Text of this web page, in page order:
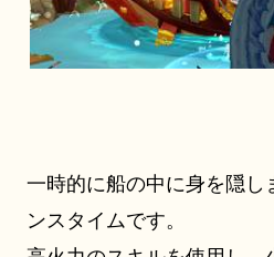
一時的に船の中に身を隠し
ンスタイムです。